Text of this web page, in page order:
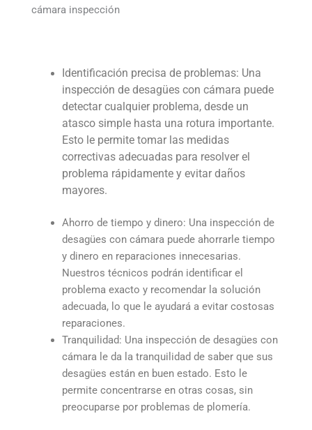
cámara inspección
Identificación precisa de problemas: Una
inspección de desagües con cámara puede
detectar cualquier problema, desde un
atasco simple hasta una rotura importante.
Esto le permite tomar las medidas
correctivas adecuadas para resolver el
problema rápidamente y evitar daños
mayores.
Ahorro de tiempo y dinero: Una inspección de
desagües con cámara puede ahorrarle tiempo
y dinero en reparaciones innecesarias.
Nuestros técnicos podrán identificar el
problema exacto y recomendar la solución
adecuada, lo que le ayudará a evitar costosas
reparaciones.
Tranquilidad: Una inspección de desagües con
cámara le da la tranquilidad de saber que sus
desagües están en buen estado. Esto le
permite concentrarse en otras cosas, sin
preocuparse por problemas de plomería.